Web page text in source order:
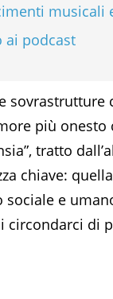
musicali
ai podcast
sovrastrutture
più
tratto
chiave:
sociale e
circondarci di